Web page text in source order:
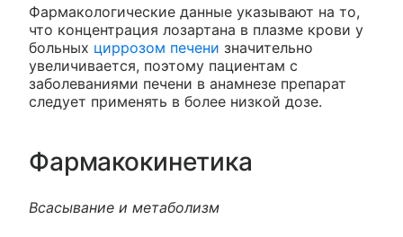
Фармакологические данные указывают на то,
что концентрация лозартана в плазме крови у
больных циррозом печени значительно
увеличивается, поэтому пациентам с
заболеваниями печени в анамнезе препарат
следует применять в более низкой дозе.
Фармакокинетика
Всасывание и метаболизм